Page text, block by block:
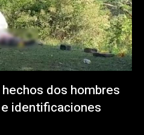
dos hombres
identificaciones